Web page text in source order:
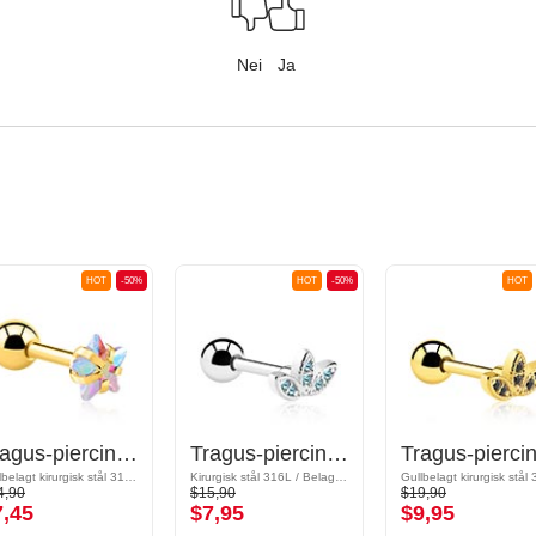
Nei Ja
-50%
HOT
Tragus-piercing med Krystallstjerne
-50%
HOT
Tragus-piercing med krystallsteiner
$15,90
$7,95
HOT
$19,90
$9,95